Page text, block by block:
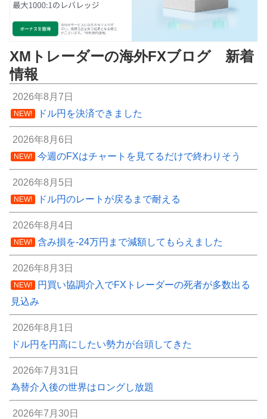
XMトレーダーの海外FXブログ 新着
情報
2026年8月7日
NEW! ドル円を決済できました
2026年8月6日
NEW! 今週のFXはチャートを見てるだけで終わりそう
2026年8月5日
NEW! ドル円のレートが戻るまで耐える
2026年8月4日
NEW! 含み損を-24万円まで減額してもらえました
2026年8月3日
NEW!
円買い協調介入でFXトレーダーの死者が多数出る
見込み
2026年8月1日
ドル円を円高にしたい勢力が台頭してきた
2026年7月31日
為替介入後の世界はロングし放題
2026年7月30日